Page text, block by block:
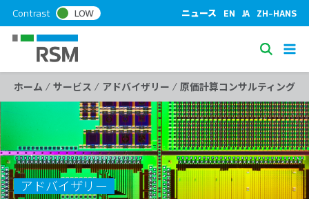
k
t
t
e
n
Contrast LOW ニュース EN JA ZH-HANS
S
e
a
r
c
h
ホーム / サービス / アドバイザリー / 原価計算コンサルティング
アドバイザリー